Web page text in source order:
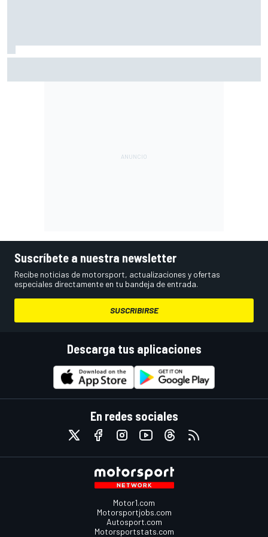
Suscríbete a nuestra newsletter
Recibe noticias de motorsport, actualizaciones y ofertas
especiales directamente en tu bandeja de entrada.
SUSCRIBIRSE
Descarga tus aplicaciones
En redes sociales
Motor1.com
Motorsportjobs.com
Autosport.com
Motorsportstats.com